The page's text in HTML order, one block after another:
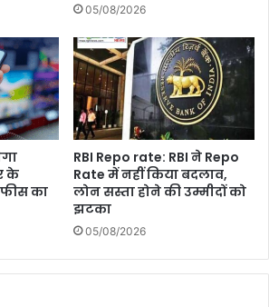
05/08/2026
के
का
RBI Repo rate: RBI ने Repo
Rate में नहीं किया बदलाव,
लोन सस्ता होने की उम्मीदों को
झटका
05/08/2026